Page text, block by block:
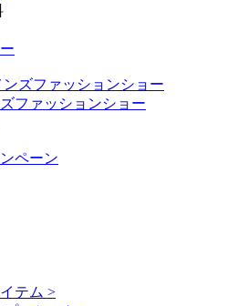
ンズファッションショー
ファッションショー
ペーン
テム >